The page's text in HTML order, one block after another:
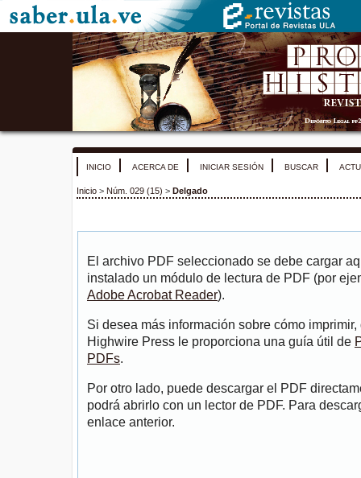
INICIO ACERCA DE INICIAR SESIÓN BUSCAR
Inicio > Núm. 029 (15) > Delgado
El archivo PDF seleccionado se debe cargar
instalado un módulo de lectura de PDF (por
Adobe Acrobat Reader).
Si desea más información sobre cómo
Highwire Press le proporciona una guía útil de
PDFs.
Por otro lado, puede descargar el PDF
podrá abrirlo con un lector de PDF. Para
enlace anterior.